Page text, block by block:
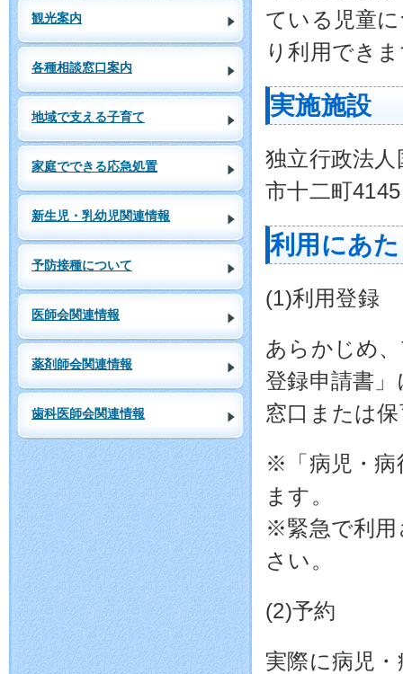
観光案内
各種相談窓口案内
地域で支える子育て
家庭でできる応急処置
新生児・乳幼児関連情報
予防接種について
医師会関連情報
薬剤師会関連情報
歯科医師会関連情報
ている児童
り利用でき
実施施設
独立行政法
市十二町
利用にあ
(1)利用登録
あらかじめ
登録申請書
窓口または
※「病児・病
ます。
※緊急で利用
さい。
(2)予約
実際に病児